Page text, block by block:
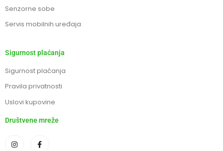
Senzorne sobe
Servis mobilnih uređaja
Sigurnost plaćanja
Sigurnost plaćanja
Pravila privatnosti
Uslovi kupovine
Društvene mreže